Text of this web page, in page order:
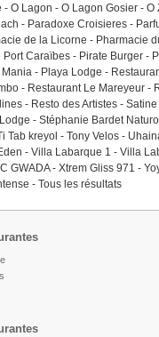
- O Lagon - O Lagon Gosier - O
- Paradoxe Croisieres -
de la Licorne - Pharmacie
Port Caraïbes - Pirate Burger -
Mania - Playa Lodge -
- Restaurant Le Mareyeur -
- Resto des Artistes -
- Stéphanie Bardet
Tab kreyol - Tony Velos -
- Villa Labarque 1 - Villa
GWADA- Xtrem Gliss 971 -
- Tous les résultats